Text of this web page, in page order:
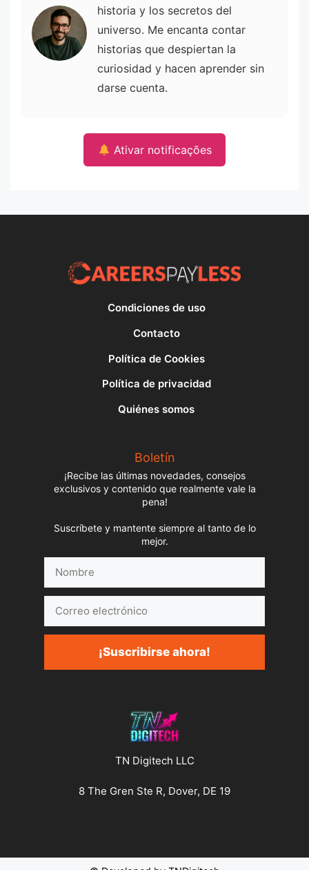
historia y los secretos del
universo. Me encanta contar
historias que despiertan la
curiosidad y hacen aprender sin
darse cuenta.
Ativar notificações
Condiciones de uso
Contacto
Política de Cookies
Política de privacidad
Quiénes somos
Boletín
¡Recibe las últimas novedades, consejos
exclusivos y contenido que realmente vale la
pena!
Suscríbete y mantente siempre al tanto de lo
mejor.
electrónico
¡Suscribirse ahora!
TN Digitech LLC
8 The Gren Ste R, Dover, DE 19